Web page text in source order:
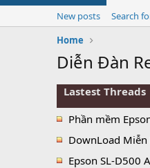
New posts
Search
Home
Diễn Đàn
Lastest Threads
Phần mềm Epson WF-
DownLoad Miễn
Epson SL-D500